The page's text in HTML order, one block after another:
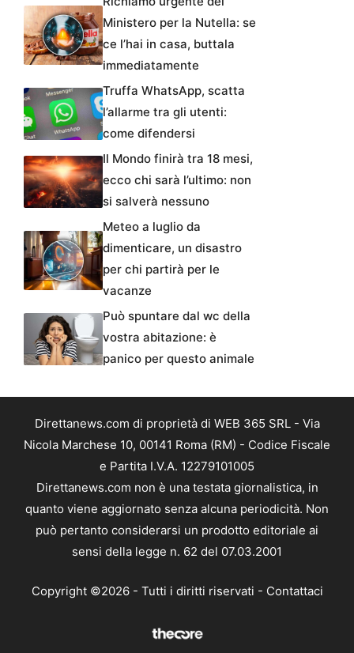
Ministero per la Nutella: se
ce l’hai in casa, buttala
immediatamente
Truffa WhatsApp, scatta
l’allarme tra gli utenti:
come difendersi
Il Mondo finirà tra 18 mesi,
ecco chi sarà l’ultimo: non
si salverà nessuno
Meteo a luglio da
dimenticare, un disastro
per chi partirà per le
vacanze
Può spuntare dal wc della
vostra abitazione: è
panico per questo animale
Direttanews.com di proprietà di WEB 365 SRL - Via
Nicola Marchese 10, 00141 Roma (RM) - Codice Fiscale
e Partita I.V.A. 12279101005
Direttanews.com non è una testata giornalistica, in
quanto viene aggiornato senza alcuna periodicità. Non
può pertanto considerarsi un prodotto editoriale ai
sensi della legge n. 62 del 07.03.2001
Copyright ©2026 - Tutti i diritti riservati - Contattaci